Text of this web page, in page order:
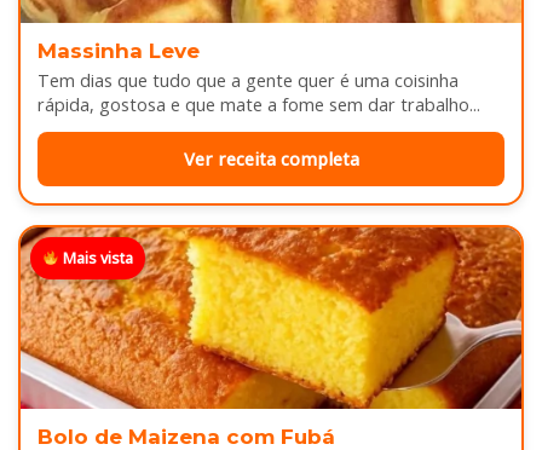
Massinha Leve
Tem dias que tudo que a gente quer é uma coisinha
rápida, gostosa e que mate a fome sem dar trabalho...
Ver receita completa
Mais vista
Bolo de Maizena com Fubá